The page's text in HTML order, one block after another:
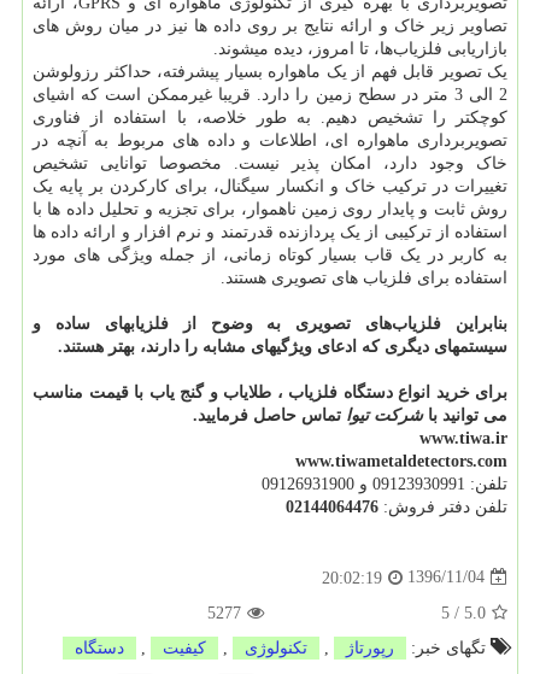
تصاویر زیر خاک و ارائه نتایج بر روی داده ها نیز در میان روش های
بازاریابی فلزیاب‌ها، تا امروز، دیده میشوند.
یک تصویر قابل فهم از یک ماهواره بسیار پیشرفته، حداکثر رزولوشن
2 الی 3 متر در سطح زمین را دارد. قریبا غیرممکن است که اشیای
کوچکتر را تشخیص دهیم. به طور خلاصه، با استفاده از فناوری
تصویربرداری ماهواره ای، اطلاعات و داده های مربوط به آنچه در
خاک وجود دارد، امکان پذیر نیست. مخصوصا توانایی تشخیص
تغییرات در ترکیب خاک و انکسار سیگنال، برای کارکردن بر پایه یک
روش ثابت و پایدار روی زمین ناهموار، برای تجزیه و تحلیل داده ها با
استفاده از ترکیبی از یک پردازنده قدرتمند و نرم افزار و ارائه داده ها
به کاربر در یک قاب بسیار کوتاه زمانی، از جمله ویژگی های مورد
استفاده برای فلزیاب های تصویری هستند.
بنابراین فلزیاب‌های تصویری به وضوح از فلزیابهای ساده و
سیستمهای دیگری که ادعای ویژگیهای مشابه را دارند، بهتر هستند.
برای خرید انواع دستگاه فلزیاب ، طلایاب و گنج یاب با قیمت مناسب
می توانید باشرکت تیوا تماس حاصل فرمایید.
www.tiwa.ir
www.tiwametaldetectors.com
تلفن: 09123930991 و 09126931900
تلفن دفتر فروش: 02144064476
1396/11/04
20:02:19
5.0
/
5
5277
تگهای خبر:
رپورتاژ تكنولوژی كیفیت دستگاه